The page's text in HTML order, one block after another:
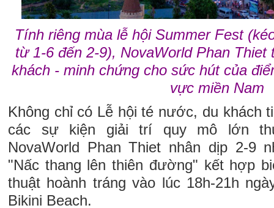
Tính riêng mùa lễ hội Summer Fest
từ 1-6 đến 2-9), NovaWorld Phan
khách - minh chứng cho sức hút của
vực miền Nam
Không chỉ có Lễ hội té nước, du khách
các sự kiện giải trí quy mô lớn
NovaWorld Phan Thiet nhân dịp 2-9
"Nấc thang lên thiên đường" kết hợp
thuật hoành tráng vào lúc 18h-21h
Bikini Beach.